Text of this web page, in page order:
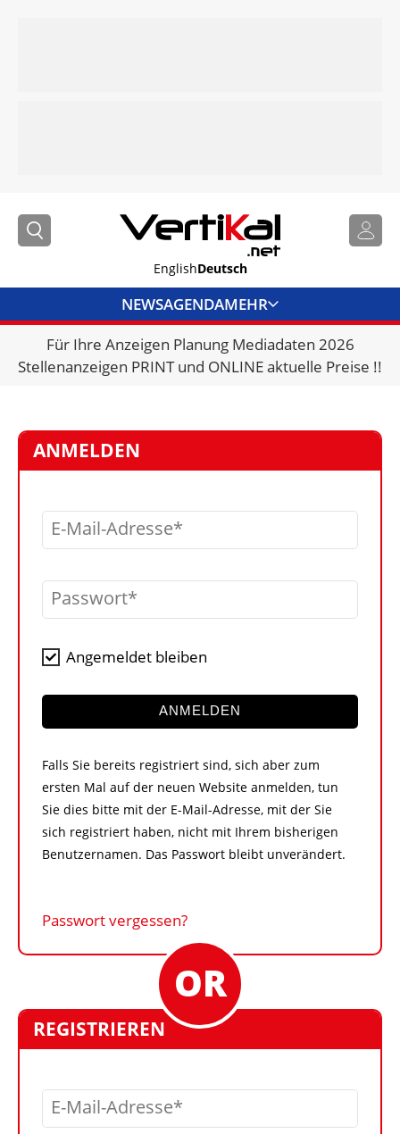
EnglishDeutsch
NEWSAGENDAMEHR
BRANCHENLINKS
VERMIETER
VIDEOS
BIBLIOTHEK
KRAN & BÜHNE
KONTAKT
Für Ihre Anzeigen Planung Mediadaten 2026
Stellenanzeigen PRINT und ONLINE aktuelle Preise !!
ANMELDEN
E-Mail-Adresse
Passwort
Angemeldet bleiben
ANMELDEN
Falls Sie bereits registriert sind, sich aber zum
ersten Mal auf der neuen Website anmelden, tun
Sie dies bitte mit der E-Mail-Adresse, mit der Sie
sich registriert haben, nicht mit Ihrem bisherigen
Benutzernamen. Das Passwort bleibt unverändert.
Passwort vergessen?
REGISTRIEREN
E-Mail-Adresse